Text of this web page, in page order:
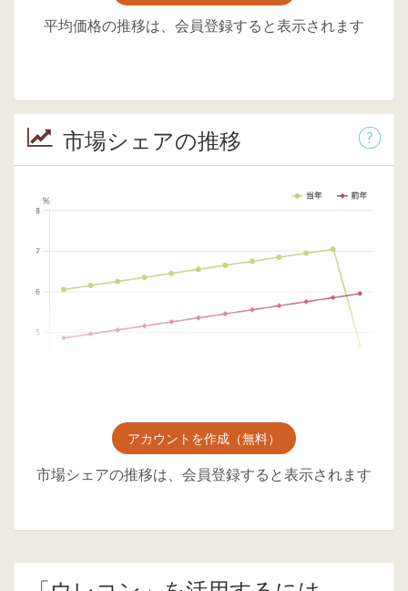
平均価格の推移は、会員登録すると表示されます
市場シェアの推移
アカウントを作成（無料）
市場シェアの推移は、会員登録すると表示されます